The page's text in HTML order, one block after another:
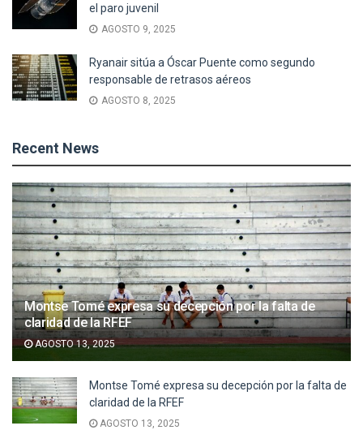
el paro juvenil
AGOSTO 9, 2025
Ryanair sitúa a Óscar Puente como segundo
responsable de retrasos aéreos
AGOSTO 8, 2025
Recent News
Montse Tomé expresa su decepción por la falta de
claridad de la RFEF
AGOSTO 13, 2025
Montse Tomé expresa su decepción por la falta de
claridad de la RFEF
AGOSTO 13, 2025